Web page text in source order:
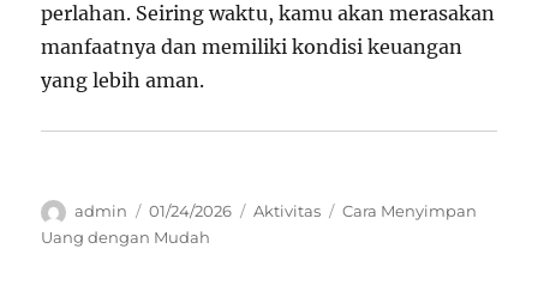
perlahan. Seiring waktu, kamu akan merasakan
manfaatnya dan memiliki kondisi keuangan
yang lebih aman.
Author
admin
Posted
on
01/24/2026 Categories
Aktivitas Tags
Cara Menyimpan
Uang dengan Mudah